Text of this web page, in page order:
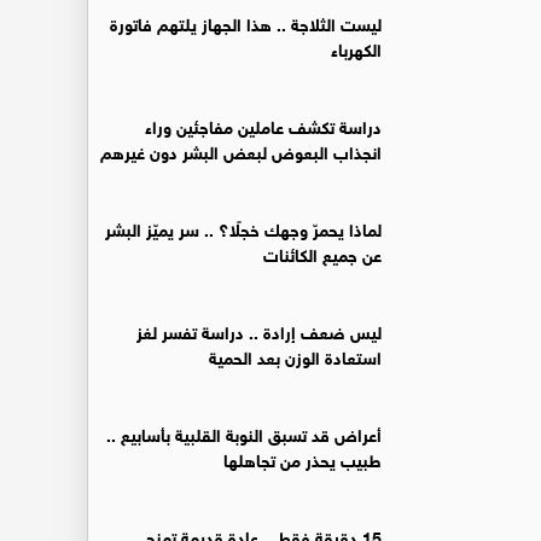
ليست الثلاجة .. هذا الجهاز يلتهم فاتورة
الكهرباء
دراسة تكشف عاملين مفاجئين وراء
انجذاب البعوض لبعض البشر دون غيرهم
لماذا يحمرّ وجهك خجلًا؟ .. سر يميّز البشر
عن جميع الكائنات
ليس ضعف إرادة .. دراسة تفسر لغز
استعادة الوزن بعد الحمية
أعراض قد تسبق النوبة القلبية بأسابيع ..
طبيب يحذر من تجاهلها